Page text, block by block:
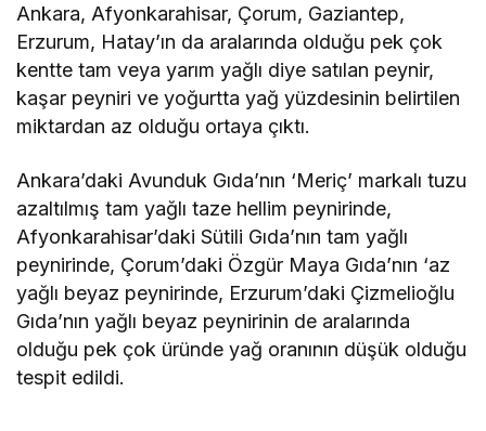
Ankara, Afyonkarahisar, Çorum, Gaziantep,
Erzurum, Hatay’ın da aralarında olduğu pek çok
kentte tam veya yarım yağlı diye satılan peynir,
kaşar peyniri ve yoğurtta yağ yüzdesinin belirtilen
miktardan az olduğu ortaya çıktı.
Ankara’daki Avunduk Gıda’nın ‘Meriç’ markalı tuzu
azaltılmış tam yağlı taze hellim peynirinde,
Afyonkarahisar’daki Sütili Gıda’nın tam yağlı
peynirinde, Çorum’daki Özgür Maya Gıda’nın ‘az
yağlı beyaz peynirinde, Erzurum’daki Çizmelioğlu
Gıda’nın yağlı beyaz peynirinin de aralarında
olduğu pek çok üründe yağ oranının düşük olduğu
tespit edildi.